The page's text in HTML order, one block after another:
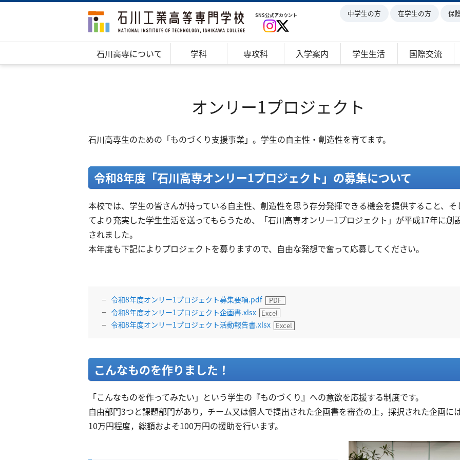
SNS公式アカウント
石川高専について 学科 専攻科 入学案内 学生生活 国際交流
中学生の方 在学生の方 保
オンリー1プロジェクト
石川高専生のための「ものづくり支援事業」。学生の自主性・創造性を育てます。​
令和8年度「石川高専オンリー1プロジェクト」の募集について
本校では、学生の皆さんが持っている自主性、創造性を思う存分発揮できる機会を提供すること、そ
てより充実した学生生活を送ってもらうため、「石川高専オンリー1プロジェクト」が平成17年に創
されました。
本年度も下記によりプロジェクトを募りますので、自由な発想で奮って応募してください。
令和8年度オンリー1プロジェクト募集要項.pdf
令和8年度オンリー1プロジェクト企画書.xlsx
令和8年度オンリー1プロジェクト活動報告書.xlsx
こんなものを作りました！
「こんなものを作ってみたい」という学生の『ものづくり』への意欲を応援する制度です。
自由部門3つと課題部門があり，チーム又は個人で提出された企画書を審査の上，採択された企画に
10万円程度，総額およそ100万円の援助を行います。